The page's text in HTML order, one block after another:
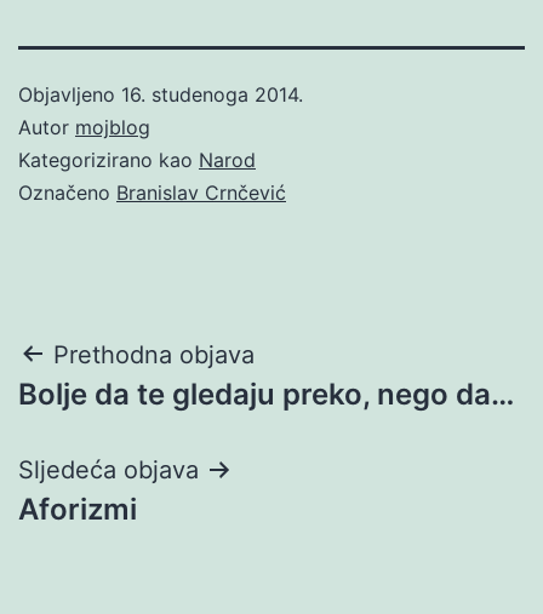
Objavljeno 16. studenoga 2014.
Autor mojblog
Kategorizirano kao Narod
Označeno Branislav Crnčević
Navigacija
objava
Prethodna objava
Bolje da te gledaju preko, nego da…
Sljedeća objava
Aforizmi